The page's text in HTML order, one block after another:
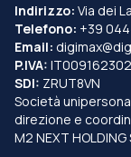
Indirizzo: Via dei
Telefono: +39
Email:
P.IVA:
SDI: ZRUT8VN
Società
direzione e
M2 NEXT HOLDING